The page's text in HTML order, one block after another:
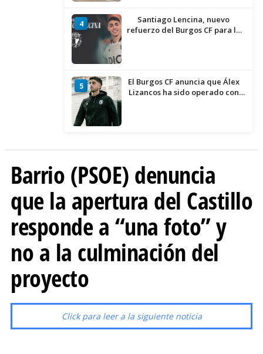
4
Santiago Lencina, nuevo
refuerzo del Burgos CF para la
5
El Burgos CF anuncia que Álex
Lizancos ha sido operado con
Barrio (PSOE) denuncia
que la apertura del Castillo
responde a “una foto” y
no a la culminación del
proyecto
Click para leer a la siguiente noticia